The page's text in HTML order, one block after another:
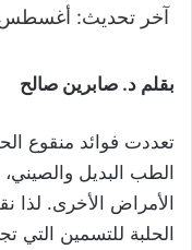
آخر تحديث: أغسطس 15,
بقلم د. صابرين صالح
تعددت فوائد منقوع
الطب البديل
الأمراض الأخرى. لذا
الحلبة للتسمين التي